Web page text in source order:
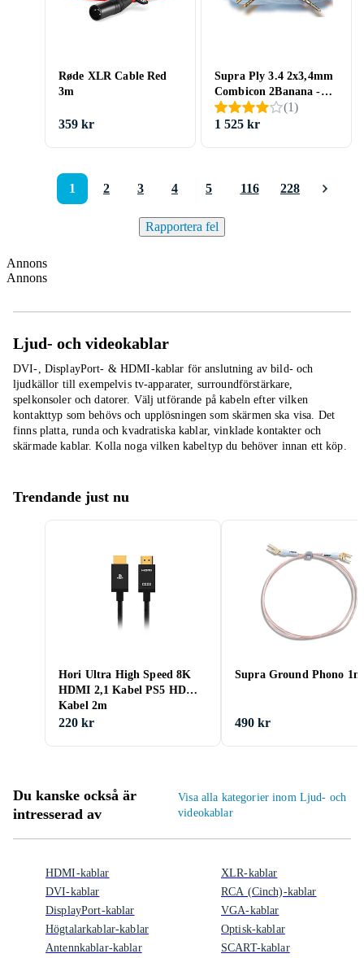
Røde XLR Cable Red
3m
359 kr
Supra Ply 3.4 2x3,4mm
Combicon 2Banana -
2Banana (par) 2m
(1)
1 525 kr
1 2 3 4 5 116 228
Rapportera fel
Annons
Annons
Ljud- och videokablar
DVI-, DisplayPort- & HDMI-kablar för anslutning av bild- och
ljudkällor till exempelvis tv-apparater, surroundförstärkare,
spelkonsoler och datorer. Välj utförande på kabeln efter vilken
kontakttyp som behövs och upplösningen som skärmen ska visa. Det
finns platta, runda och kvadratiska kablar, vinklade kontakter och
skärmade kablar. Kolla noga vilken kabeltyp du behöver innan ett köp.
Trendande just nu
Hori Ultra High Speed 8K
HDMI 2,1 Kabel PS5 HDMI
Kabel 2m
220 kr
Supra Ground Phono 1m
490 kr
Du kanske också är
intresserad av
Visa alla kategorier inom Ljud- och
videokablar
HDMI-kablar
DVI-kablar
DisplayPort-kablar
Högtalarkablar-kablar
Antennkablar-kablar
XLR-kablar
RCA (Cinch)-kablar
VGA-kablar
Optisk-kablar
SCART-kablar